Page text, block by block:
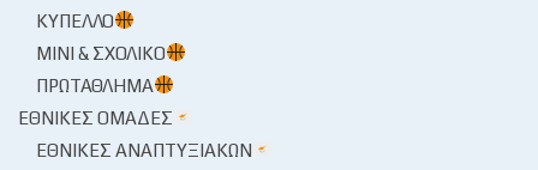
ΚΎΠΕΛΛΟ
ΜΊΝΙ & ΣΧΟΛΙΚΌ
ΠΡΩΤΆΘΛΗΜΑ
ΕΘΝΙΚΈΣ ΟΜΆΔΕΣ
ΕΘΝΙΚΈΣ ΑΝΑΠΤΥΞΙΑΚΏΝ